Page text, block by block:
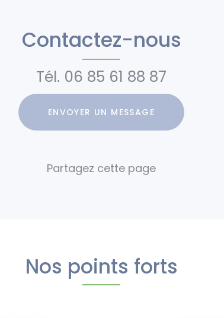
Contactez-nous
Tél. 06 85 61 88 87
ENVOYER UN MESSAGE
Nos points forts